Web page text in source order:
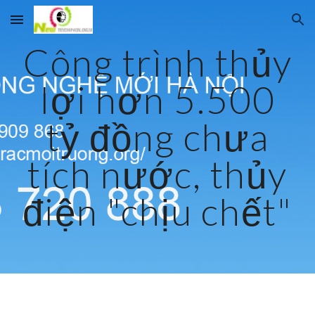
Skip to main content Skip to navigation
Công trình thủy
lợi hơn 5.500
tỷ đồng chưa
tích nước, thủy
điện "chịu chết"